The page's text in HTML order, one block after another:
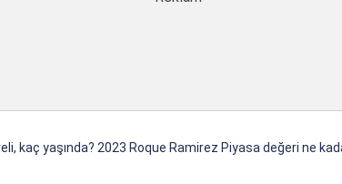
kaç yaşında? 2023 Roque Ramirez Piyasa değeri ne